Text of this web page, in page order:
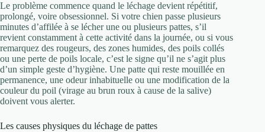
Le problème commence quand le léchage devient répétitif,
prolongé, voire obsessionnel. Si votre chien passe plusieurs
minutes d’affilée à se lécher une ou plusieurs pattes, s’il
revient constamment à cette activité dans la journée, ou si vous
remarquez des rougeurs, des zones humides, des poils collés
ou une perte de poils locale, c’est le signe qu’il ne s’agit plus
d’un simple geste d’hygiène. Une patte qui reste mouillée en
permanence, une odeur inhabituelle ou une modification de la
couleur du poil (virage au brun roux à cause de la salive)
doivent vous alerter.
Les causes physiques du léchage de pattes